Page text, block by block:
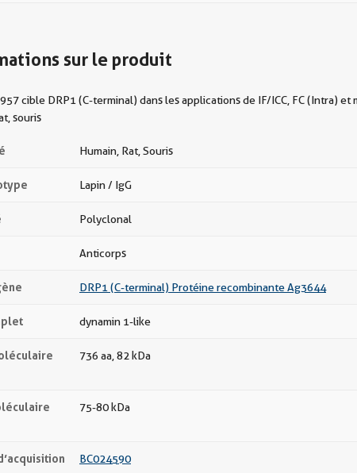
sur le produit
cible DRP1 (C-terminal) dans les applications de IF/ICC, FC (Intra)
souris
Humain, Rat, Souris
Lapin / IgG
Polyclonal
Anticorps
DRP1 (C-terminal) Protéine recombinante Ag3644
dynamin 1-like
736 aa, 82 kDa
75-80 kDa
BC024590